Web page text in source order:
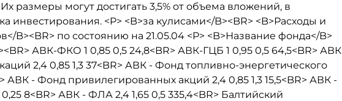
размеры могут достигать 3,5% от объема вложений, в
инвестирования. <P> <B>за кулисами</B><BR> <B>Расходы и
B><BR> по состоянию на 21.05.04 <P> <B>Название фонда</B>
АВК-ФКО 1 0,85 0,5 24,8<BR> АВК-ГЦБ 1 0,95 0,5 64,5<BR> АВК
2,4 0,85 1,3 37<BR> АВК - Фонд топливно-энергетического
АВК - Фонд привилегированных акций 2,4 0,85 1,3 15,5<BR> АВК -
8<BR> АВК - ФЛА 2,4 1,65 0,5 335,4<BR> Балтийский